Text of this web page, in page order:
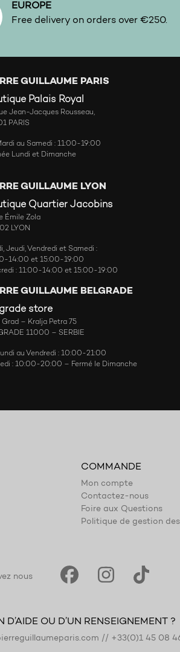
EUROPE
Free delivery on orders over €250.
GUILLAUME PARIS
Palais Royal
Jean-Jacques Rousseau,
PARIS
au Samedi : 11:00-19:00
Lundi et Dimanche
GUILLAUME LYON
Quartier Jacobins
Émile Zola
LYON
Jeudi, Vendredi et Samedi :
14:00 et 15:00-19:00
: 11:00-14:00 et 15:00-19:00
GUILLAUME BELGRADE
store
Grad – Kralja Petra 75
11000 – SERBIE
au Vendredi : 10:00-21:00
: 10:00-20:00 – Fermé le Dimanche
COMMANDE
Mon compte
Contactez-nous
Foire aux Questions
Politique de gestion
nous
D’AIDE OU D’UN RENSEIGNEMENT ?
// +33(0)1 45 08